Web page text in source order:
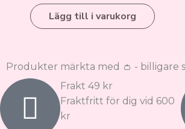
Lägg till i varukorg
Produkter märkta med 👛 - billigare
Frakt 49 kr
Fraktfritt för dig vid 600
kr